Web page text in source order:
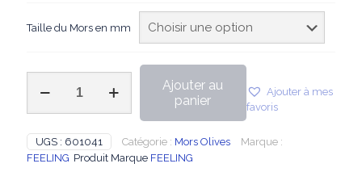
Taille du Mors en mm
Mors
Olives
Ajouter au
panier
Ajouter à mes
favoris
UGS : 601041 Catégorie : Mors Olives
Marque :
FEELING Produit Marque FEELING